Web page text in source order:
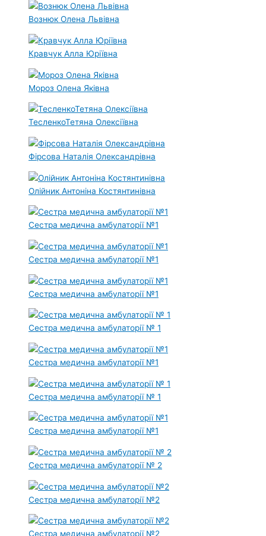
Вознюк Олена Львівна
Кравчук Алла Юріївна
Мороз Олена Яківна
ТесленкоТетяна Олексіївна
Фірсова Наталія Олександрівна
Олійник Антоніна Костянтинівна
Сестра медична амбулаторії №1
Сестра медична амбулаторії №1
Сестра медична амбулаторії №1
Сестра медична амбулаторії № 1
Сестра медична амбулаторії №1
Сестра медична амбулаторії № 1
Сестра медична амбулаторії №1
Сестра медична амбулаторії № 2
Сестра медична амбулаторії №2
Сестра медична амбулаторії №2